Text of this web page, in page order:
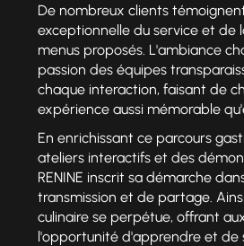
De nombreux clients
exceptionnelle du service et de
menus proposés. L'ambiance
passion des équipes
chaque interaction, faisant de
expérience aussi mémorable
En enrichissant ce parcours
ateliers interactifs et des
RENINE inscrit sa démarche
transmission et de partage.
culinaire se perpétue, offrant
l'opportunité d'apprendre et de